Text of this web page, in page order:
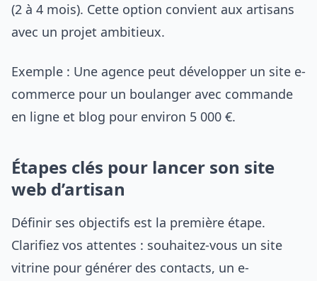
(2 à 4 mois). Cette option convient aux artisans
avec un projet ambitieux.
Exemple : Une agence peut développer un site e-
commerce pour un boulanger avec commande
en ligne et blog pour environ 5 000 €.
Étapes clés pour lancer son site
web d’artisan
Définir ses objectifs est la première étape.
Clarifiez vos attentes : souhaitez-vous un site
vitrine pour générer des contacts, un e-